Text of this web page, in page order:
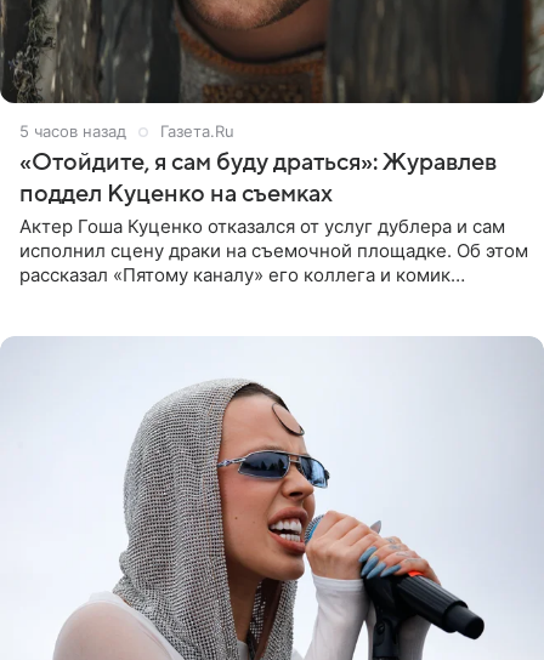
5 часов назад Газета.Ru
«Отойдите, я сам буду драться»: Журавлев
поддел Куценко на съемках
Актер Гоша Куценко отказался от услуг дублера и сам
исполнил сцену драки на съемочной площадке. Об этом
рассказал «Пятому каналу» его коллега и комик